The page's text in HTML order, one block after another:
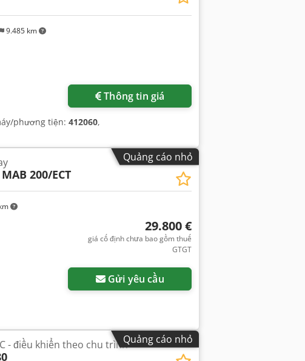
9.485 km
Thông tin giá
phương tiện: 412060,
Quảng cáo nhỏ
MAB 200/ECT
29.800 €
giá cố định chưa bao gồm thuế
GTGT
Gửi yêu cầu
Quảng cáo nhỏ
- điều khiển theo chu trình